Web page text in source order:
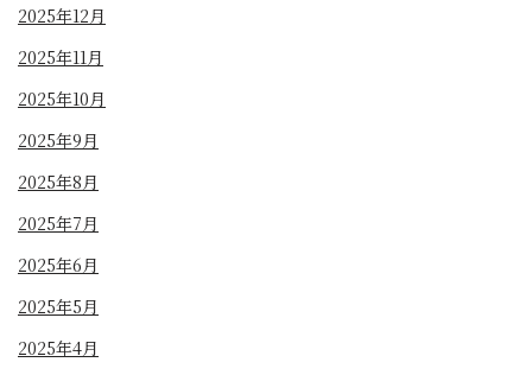
2025年12月
2025年11月
2025年10月
2025年9月
2025年8月
2025年7月
2025年6月
2025年5月
2025年4月